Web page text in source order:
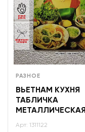
РАЗНОЕ
ВЬЕТНАМ КУХНЯ
ТАБЛИЧКА
МЕТАЛЛИЧЕСКАЯ
Арт: 1311122